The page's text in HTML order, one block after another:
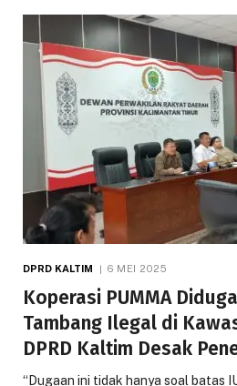
DPRD KALTIM 6 MEI 2025
Koperasi PUMMA
Tambang Ilegal di
DPRD Kaltim Desak
“Dugaan ini tidak hanya soal batas